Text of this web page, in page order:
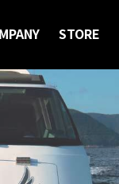
STORE